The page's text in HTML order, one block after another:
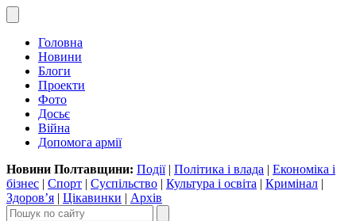
Головна
Новини
Блоги
Проекти
Фото
Досьє
Війна
Допомога армії
Новини Полтавщини: Події| Політика і влада | Економіка і
бізнес | Спорт | Суспільство | Культура і освіта | Кримінал |
Здоров’я | Цікавинки | Архів